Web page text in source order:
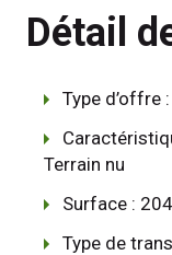
Détail
Type d’offre
Terrain nu
Surface :
Type de